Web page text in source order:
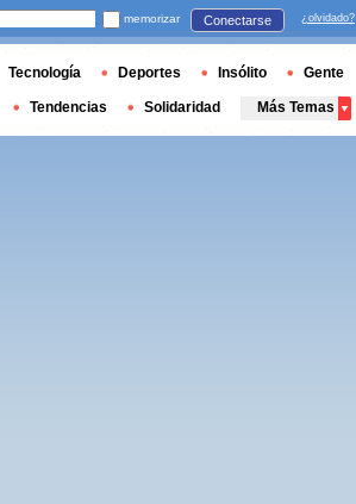
memorizar Conectarse ¿olvidado?
Tecnología Deportes Insólito Gente
Tendencias Solidaridad Más Temas